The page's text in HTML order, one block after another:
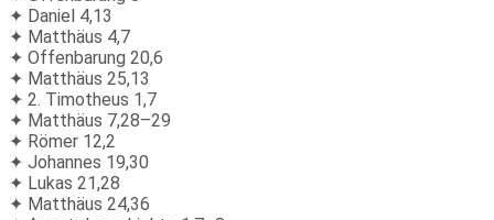
✦ Daniel 4,13
✦ Matthäus 4,7
✦ Offenbarung 20,6
✦ Matthäus 25,13
✦ 2. Timotheus 1,7
✦ Matthäus 7,28–29
✦ Römer 12,2
✦ Johannes 19,30
✦ Lukas 21,28
✦ Matthäus 24,36